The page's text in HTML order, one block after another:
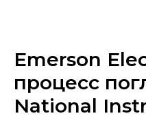
Emerson
процесс
National